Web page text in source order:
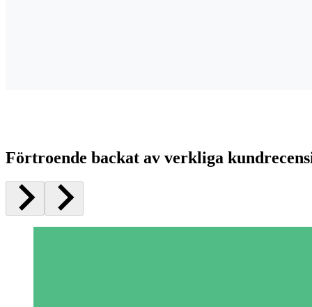
Förtroende backat av verkliga